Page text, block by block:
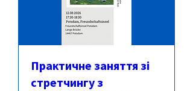
Практичне заняття зі
стретчингу з